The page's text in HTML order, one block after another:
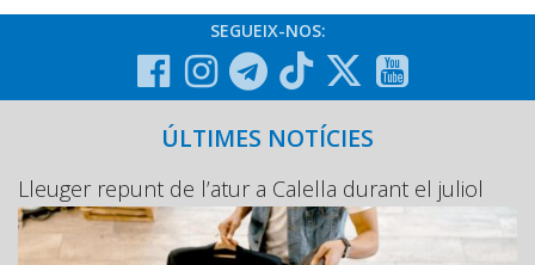
SEGUEIX-NOS:
ÚLTIMES NOTÍCIES
Lleuger repunt de l’atur a Calella durant el juliol